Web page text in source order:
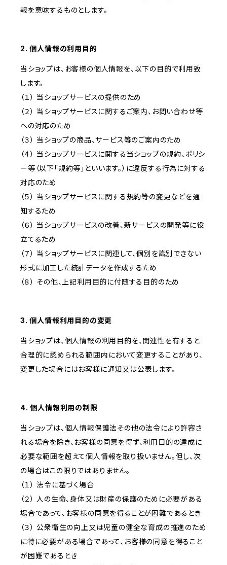
報を意味するものとします。
2. 個人情報の利用目的
当ショップは、お客様の個人情報を、以下の目的で利用致
します。
（１） 当ショップサービスの提供のため
（２） 当ショップサービスに関するご案内、お問い合わせ等
への対応のため
（３） 当ショップの商品、サービス等のご案内のため
（４） 当ショップサービスに関する当ショップの規約、ポリシ
ー等（以下「規約等」といいます。）に違反する行為に対する
対応のため
（５） 当ショップサービスに関する規約等の変更などを通
知するため
（６） 当ショップサービスの改善、新サービスの開発等に役
立てるため
（７） 当ショップサービスに関連して、個別を識別できない
形式に加工した統計データを作成するため
（８） その他、上記利用目的に付随する目的のため
3. 個人情報利用目的の変更
当ショップは、個人情報の利用目的を、関連性を有すると
合理的に認められる範囲内において変更することがあり、
変更した場合にはお客様に通知又は公表します。
4. 個人情報利用の制限
当ショップは、個人情報保護法その他の法令により許容さ
れる場合を除き、お客様の同意を得ず、利用目的の達成に
必要な範囲を超えて個人情報を取り扱いません。但し、次
の場合はこの限りではありません。
（１） 法令に基づく場合
（２） 人の生命、身体又は財産の保護のために必要がある
場合であって、お客様の同意を得ることが困難であるとき
（３） 公衆衛生の向上又は児童の健全な育成の推進のため
に特に必要がある場合であって、お客様の同意を得ること
が困難であるとき